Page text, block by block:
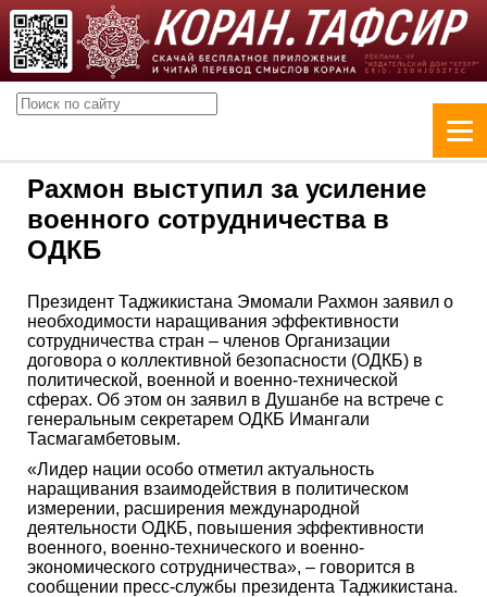
Рахмон выступил за усиление
военного сотрудничества в
ОДКБ
Президент Таджикистана Эмомали Рахмон заявил о
необходимости наращивания эффективности
сотрудничества стран – членов Организации
договора о коллективной безопасности (ОДКБ) в
политической, военной и военно-технической
сферах. Об этом он заявил в Душанбе на встрече с
генеральным секретарем ОДКБ Имангали
Тасмагамбетовым.
«Лидер нации особо отметил актуальность
наращивания взаимодействия в политическом
измерении, расширения международной
деятельности ОДКБ, повышения эффективности
военного, военно-технического и военно-
экономического сотрудничества», – говорится в
сообщении пресс-службы президента Таджикистана.